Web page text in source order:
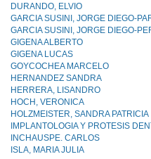
DURANDO, ELVIO
GARCIA SUSINI, JORGE DIEGO-
GARCIA SUSINI, JORGE DIEGO-
GIGENA ALBERTO
GIGENA LUCAS
GOYCOCHEA MARCELO
HERNANDEZ SANDRA
HERRERA, LISANDRO
HOCH, VERONICA
HOLZMEISTER, SANDRA PATRICIA
IMPLANTOLOGIA Y PROTESIS
INCHAUSPE. CARLOS
ISLA, MARIA JULIA